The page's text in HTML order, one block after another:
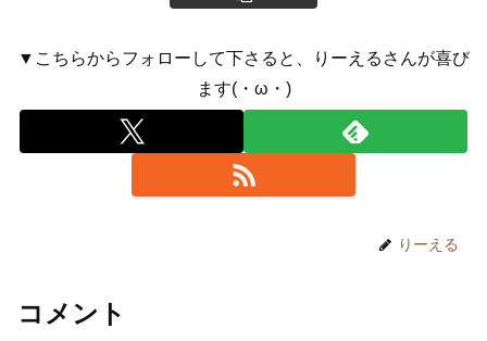
▼こちらからフォローして下さると、りーえるさんが喜び
ます(・ω・)
りーえる
コメント